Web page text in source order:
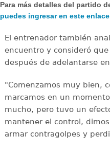
Para más detalles del partido
puedes ingresar en este
El entrenador también
encuentro y consideró
después de adelantarse
"Comenzamos muy bien,
marcamos en un
mucho, pero tuvo un
mantener el control,
armar contragolpes y